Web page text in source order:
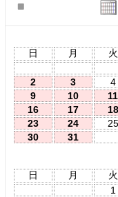
日
月 火
2
3 4
9
10 11
16
17 18
23
24 25
30
31
日
月 火
1